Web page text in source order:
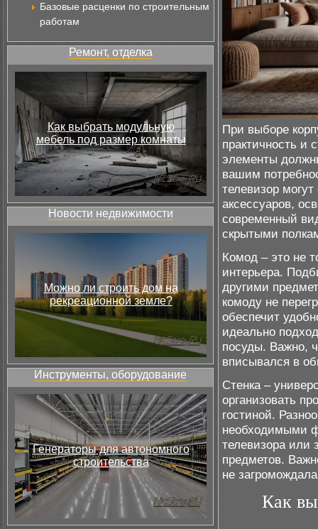
Базовые расценки по строительным
работам
Ремонт, отделка
Как выбрать модульную
мебель под размер комнаты
Новости недвижимости
Можно ли строить дом на
рекреационной земле?
Инструменты, оборудование
Генераторы для автономного
строительства
При выборе
практичность и
элементы
вашим
телевизор
аксессуаров,
современный
скрытыми
Комод – это не
интерьера.
другими
комоду не
обеспечит
идеально
посуды. Важно,
вписывался в
Стенка –
организовать
гостиной.
необходимыми
телевизора или
предметов.
не
Как